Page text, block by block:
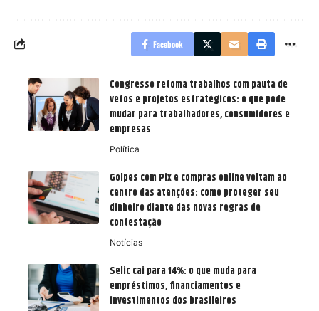
Facebook
Congresso retoma trabalhos com pauta de
vetos e projetos estratégicos: o que pode
mudar para trabalhadores, consumidores e
empresas
Política
Golpes com Pix e compras online voltam ao
centro das atenções: como proteger seu
dinheiro diante das novas regras de
contestação
Notícias
Selic cai para 14%: o que muda para
empréstimos, financiamentos e
investimentos dos brasileiros